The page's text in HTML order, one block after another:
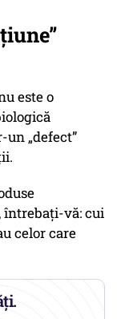
este o
„defect”
întrebați-vă: cui
celor care